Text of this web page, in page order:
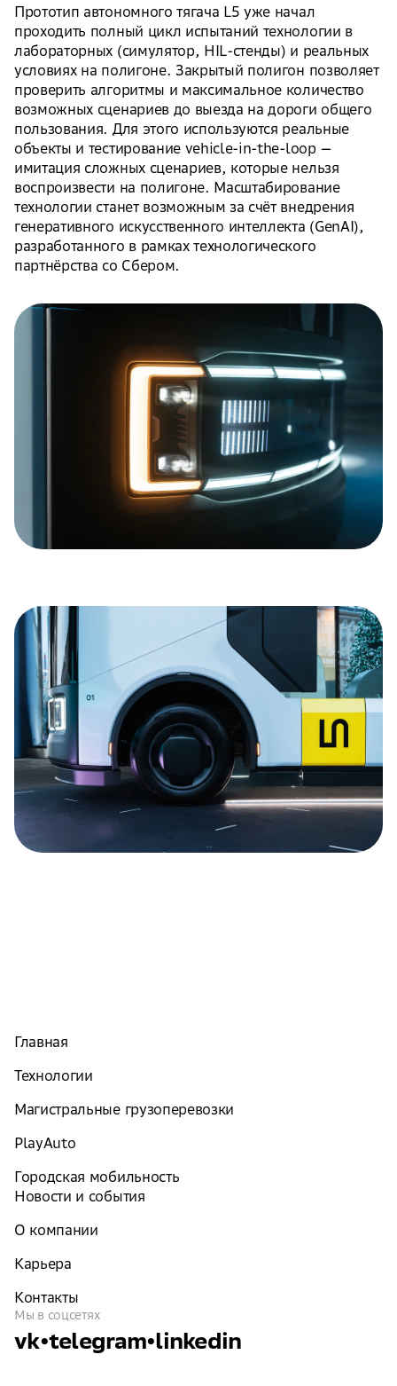
Прототип автономного тягача L5 уже начал
проходить полный цикл испытаний технологии в
лабораторных (симулятор, HIL-стенды) и реальных
условиях на полигоне. Закрытый полигон позволяет
проверить алгоритмы и максимальное количество
возможных сценариев до выезда на дороги общего
пользования. Для этого используются реальные
объекты и тестирование vehicle-in-the-loop —
имитация сложных сценариев, которые нельзя
воспроизвести на полигоне. Масштабирование
технологии станет возможным за счёт внедрения
генеративного искусственного интеллекта (GenAI),
разработанного в рамках технологического
партнёрства со Сбером.
Главная
Технологии
Магистральные грузоперевозки
PlayAuto
Городская мобильность
Новости и события
О компании
Карьера
Контакты
Мы в соцсетях
vk•telegram•linkedin